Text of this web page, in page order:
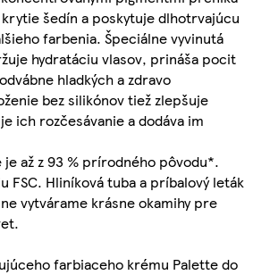
šedín a poskytuje dlhotrvajúcu
farbenia. Špeciálne vyvinutá
hydratáciu vlasov, prináša pocit
hladkých a zdravo
bez silikónov tiež zlepšuje
ich rozčesávanie a dodáva im
je až z 93 % prírodného pôvodu*.
FSC. Hliníková tuba a príbalový leták
vytvárame krásne okamihy pre
farbiaceho krému Palette do